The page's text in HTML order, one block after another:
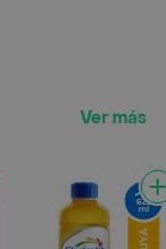
Ver más